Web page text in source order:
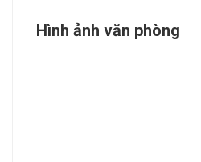
Hình ảnh văn phòng